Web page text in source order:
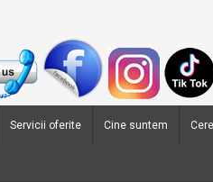
Servicii oferite Cine suntem